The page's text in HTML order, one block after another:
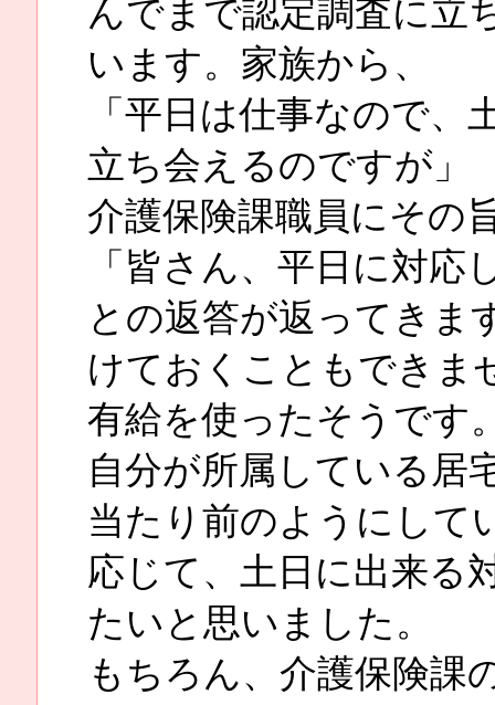
んでまで認定調査に立
います。家族から、
「平日は仕事なので、
立ち会えるのですが」
介護保険課職員にその
「皆さん、平日に対
との返答が返ってきま
けておくこともできま
有給を使ったそうです
自分が所属している居
当たり前のようにして
応じて、土日に出来る
たいと思いました。
もちろん、介護保険課